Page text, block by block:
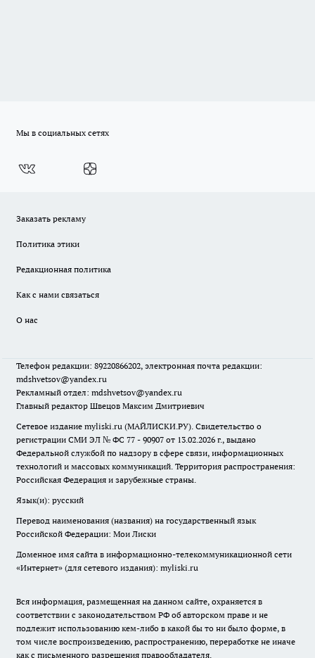
Мы в социальных сетях
Заказать рекламу
Политика этики
Редакционная политика
Как с нами связаться
О нас
Телефон редакции: 89220866202, электронная почта редакции:
mdshvetsov@yandex.ru
Рекламный отдел: mdshvetsov@yandex.ru
Главный редактор Швецов Максим Дмитриевич
Сетевое издание myliski.ru (МАЙЛИСКИ.РУ). Свидетельство о
регистрации СМИ ЭЛ № ФС 77 - 90907 от 13.02.2026 г., выдано
Федеральной службой по надзору в сфере связи, информационных
технологий и массовых коммуникаций. Территория распространения:
Российская Федерация и зарубежные страны.
Язык(и): русский
Перевод наименования (названия) на государственный язык
Российской Федерации: Мои Лиски
Доменное имя сайта в информационно-телекоммуникационной сети
«Интернет» (для сетевого издания): myliski.ru
Вся информация, размещенная на данном сайте, охраняется в
соответствии с законодательством РФ об авторском праве и не
подлежит использованию кем-либо в какой бы то ни было форме, в
том числе воспроизведению, распространению, переработке не иначе
как с письменного разрешения правообладателя.